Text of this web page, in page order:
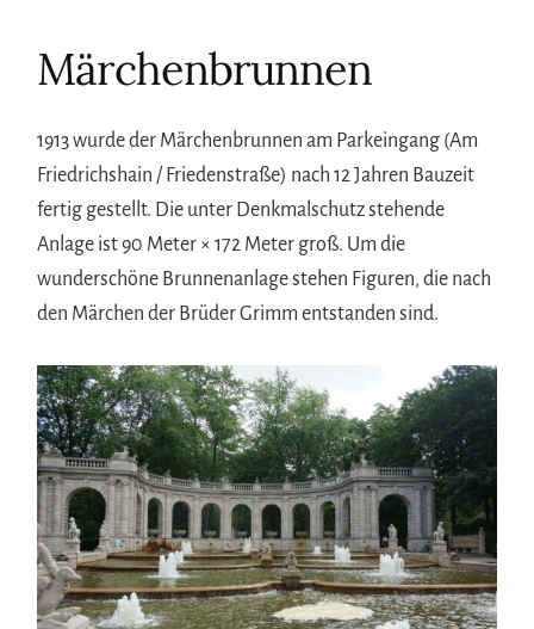
Märchenbrunnen
1913 wurde der Märchenbrunnen am Parkeingang (Am
Friedrichshain / Friedenstraße) nach 12 Jahren Bauzeit
fertig gestellt. Die unter Denkmalschutz stehende
Anlage ist 90 Meter × 172 Meter groß. Um die
wunderschöne Brunnenanlage stehen Figuren, die nach
den Märchen der Brüder Grimm entstanden sind.